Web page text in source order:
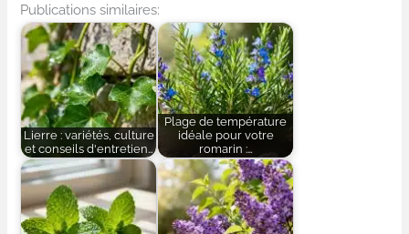
Publications similaires:
Lierre : variétés, culture
et conseils d'entretien…
Plage de température
idéale pour votre
romarin :…